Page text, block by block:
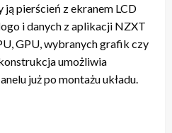
pierścień z ekranem LCD
i danych z aplikacji NZXT
GPU, wybranych grafik czy
umożliwia
już po montażu układu.